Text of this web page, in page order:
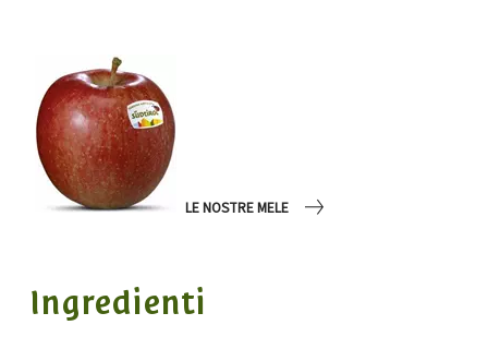
LE NOSTRE MELE
Ingredienti